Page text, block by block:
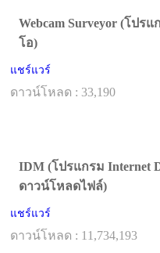
Webcam Surveyor (โป
โอ)
แชร์แวร์
ดาวน์โหลด : 33,190
IDM (โปรแกรม Internet
ดาวน์โหลดไฟล์)
แชร์แวร์
ดาวน์โหลด : 11,734,193